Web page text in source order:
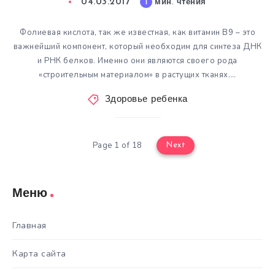
04.03.2017 1 мин. чтения
Фолиевая кислота, так же известная, как витамин В9 – это
важнейший компонент, который необходим для синтеза ДНК
и РНК белков. Именно они являются своего рода
«строительным материалом» в растущих тканях….
Здоровье ребенка
Page 1 of 18 Next
Меню
Главная
Карта сайта